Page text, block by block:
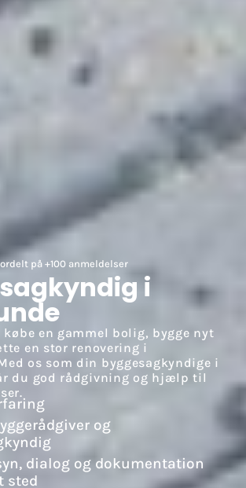
på +100 anmeldelser
i
en gammel bolig, bygge nyt
en stor renovering i
os som din byggesagkyndige i
du god rådgivning og hjælp til
og
dialog og dokumentation
sted